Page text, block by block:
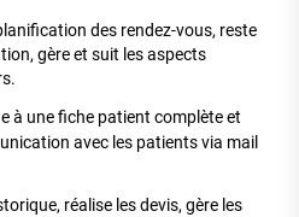
des rendez-vous, reste
gère et suit les aspects
à une fiche patient complète et
avec les patients via mail
réalise les devis, gère les